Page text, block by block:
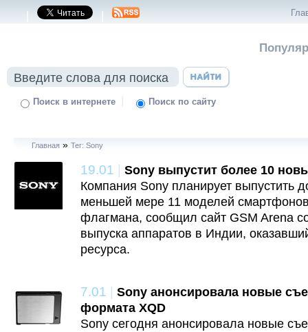
| |
Поиск в интернете | Поиск по сайту
Главная » Тег: Sony
19.01 | Sony выпустит более 10
Компания Sony планирует выпустить
меньшей мере 11 моделей
флагмана, сообщил сайт GSM Arena
выпуска аппаратов в Индии,
ресурса.
7.01 | Sony анонсировала новые
формата XQD
Sony сегодня анонсировала новые